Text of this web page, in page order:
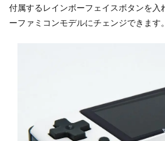
付属するレインボーフェイスボタンを入
ーファミコンモデルにチェンジできます。